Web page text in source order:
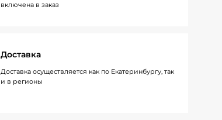
включена в заказ
Доставка
Доставка осуществляется как по Екатеринбургу, так
и в регионы